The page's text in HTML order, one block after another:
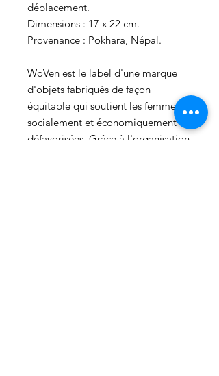
déplacement.
Dimensions : 17 x 22 cm.
Provenance : Pokhara, Népal.
WoVen est le label d'une marque
d'objets fabriqués de façon
équitable qui soutient les femmes
socialement et économiquement
défavorisées. Grâce à l'organisation